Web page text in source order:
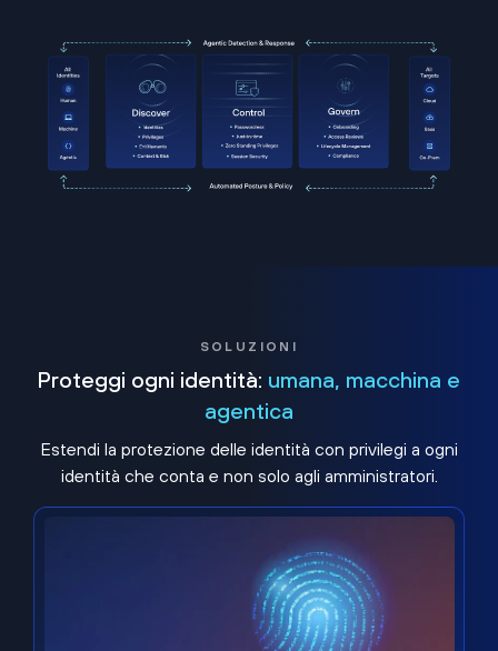
SOLUZIONI
Proteggi ogni identità: umana, macchina e
agentica
Estendi la protezione delle identità con privilegi a ogni
identità che conta e non solo agli amministratori.